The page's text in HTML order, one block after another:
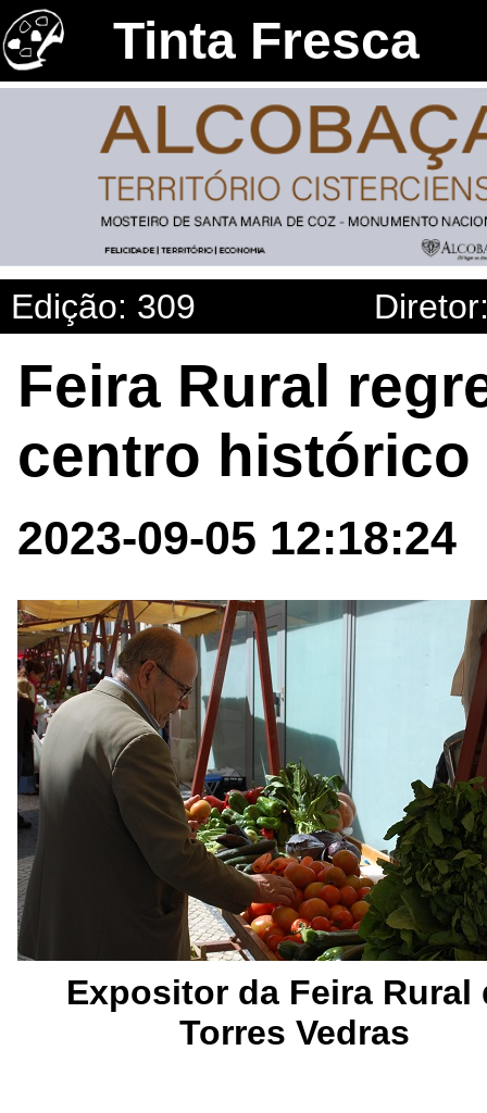
Tinta Fresca
Edição: 309
Feira Rural
centro histórico
2023-09-05 12:18:24
Expositor da Feira Rural
Torres Vedras